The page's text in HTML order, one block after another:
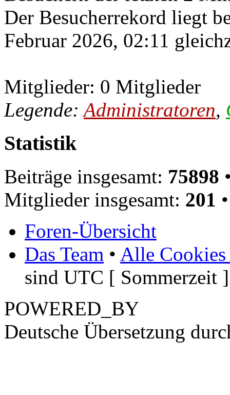
Der Besucherrekord liegt
Februar 2026, 02:11
Mitglieder: 0 Mitglieder
Legende:Administratoren,
Statistik
Beiträge insgesamt: 75898
Mitglieder insgesamt: 201
Foren-Übersicht
Das Team • Alle Cookies
sind UTC [ Sommerzeit ]
POWERED_BY
Deutsche Übersetzung